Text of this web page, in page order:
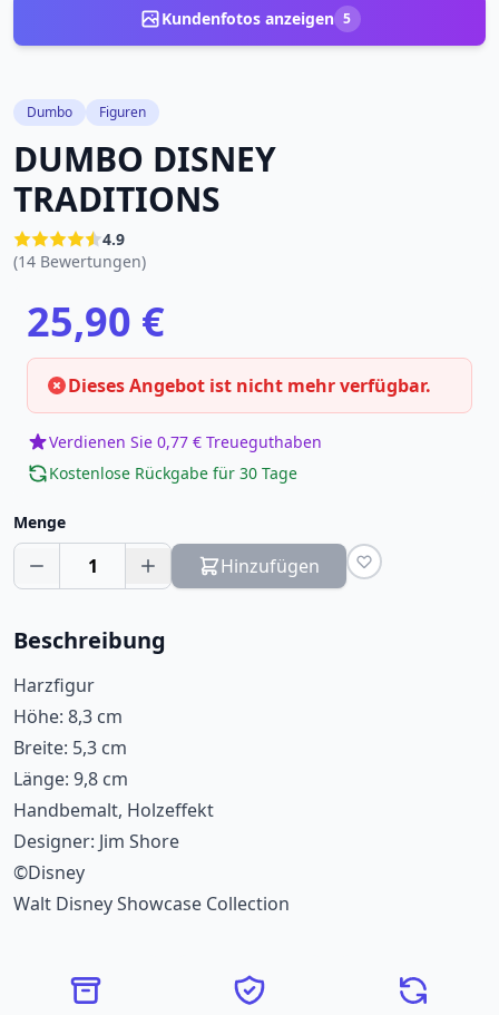
Kundenfotos anzeigen 5
Dumbo Figuren
DUMBO DISNEY
TRADITIONS
4.9
(14 Bewertungen)
25,90 €
Dieses Angebot ist nicht mehr verfügbar.
Verdienen Sie 0,77 € Treueguthaben
Kostenlose Rückgabe für 30 Tage
Menge
1 Hinzufügen
Beschreibung
Harzfigur
Höhe: 8,3 cm
Breite: 5,3 cm
Länge: 9,8 cm
Handbemalt, Holzeffekt
Designer: Jim Shore
©Disney
Walt Disney Showcase Collection